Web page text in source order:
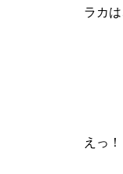
ラカは
えっ